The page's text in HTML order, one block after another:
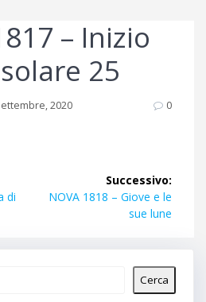
– Inizio
25
2020 0
di
Successivo:
Articolo
NOVA 1818 – Giove e le
sue lune
Cerca